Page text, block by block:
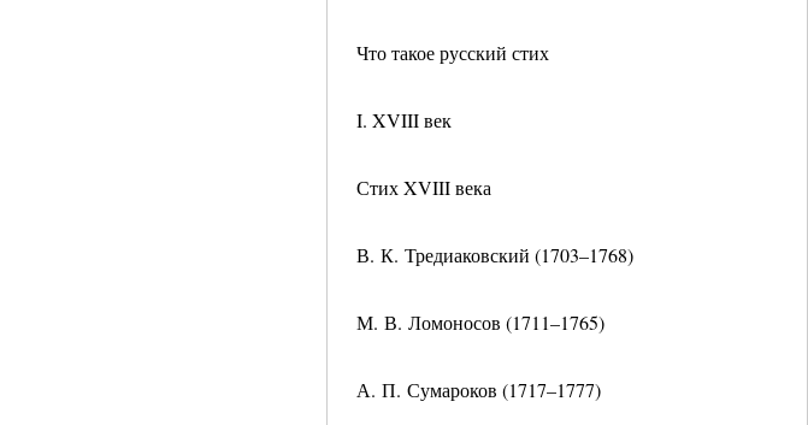
Что такое русский стих
I. XVIII век
Стих XVIII века
В. К. Тредиаковский (1703–1768)
М. В. Ломоносов (1711–1765)
А. П. Сумароков (1717–1777)